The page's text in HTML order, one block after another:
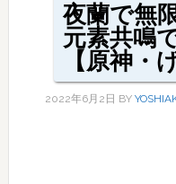
夜蘭で無
元素共鳴
【原神・
2022年6月2日 BY